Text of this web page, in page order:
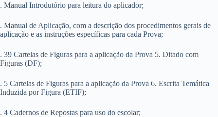
. Manual Introdutório para leitura do aplicador;
. Manual de Aplicação, com a descrição dos procedimentos gerais de
aplicação e as instruções específicas para cada Prova;
. 39 Cartelas de Figuras para a aplicação da Prova 5. Ditado com
Figuras (DF);
. 5 Cartelas de Figuras para a aplicação da Prova 6. Escrita Temática
Induzida por Figura (ETIF);
. 4 Cadernos de Repostas para uso do escolar;